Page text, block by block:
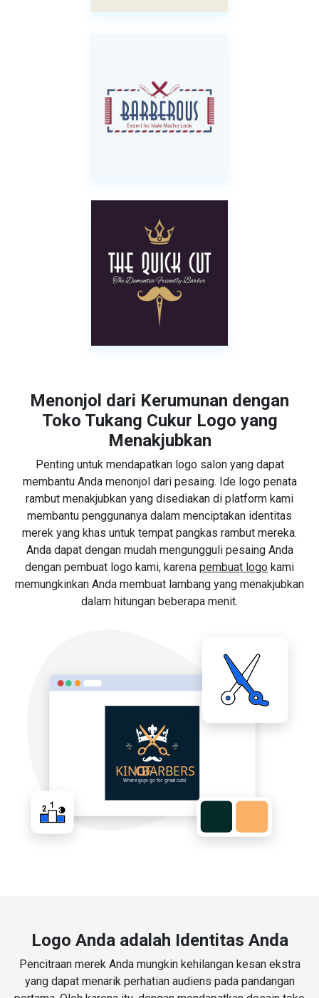
Menonjol dari Kerumunan dengan
Toko Tukang Cukur Logo yang
Menakjubkan
Penting untuk mendapatkan logo salon yang dapat
membantu Anda menonjol dari pesaing. Ide logo penata
rambut menakjubkan yang disediakan di platform kami
membantu penggunanya dalam menciptakan identitas
merek yang khas untuk tempat pangkas rambut mereka.
Anda dapat dengan mudah mengungguli pesaing Anda
dengan pembuat logo kami, karena pembuat logo kami
memungkinkan Anda membuat lambang yang menakjubkan
dalam hitungan beberapa menit.
Logo Anda adalah Identitas Anda
Pencitraan merek Anda mungkin kehilangan kesan ekstra
yang dapat menarik perhatian audiens pada pandangan